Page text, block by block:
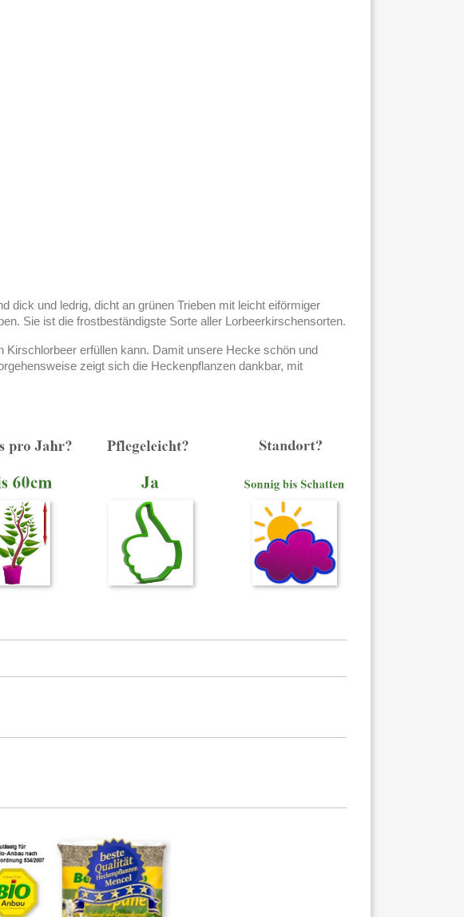
dick und ledrig, dicht an grünen Trieben mit leicht eiförmiger
Sie ist die frostbeständigste Sorte aller Lorbeerkirschensorten.
Kirschlorbeer erfüllen kann. Damit unsere Hecke schön und
zeigt sich die Heckenpflanzen dankbar, mit